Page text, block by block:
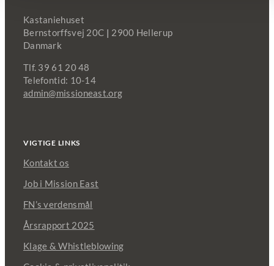
Kastaniehuset
Bernstorffsvej 20C | 2900 Hellerup
Danmark
Tlf. 39 61 20 48
Telefontid: 10-14
admin@missioneast.org
VIGTIGE LINKS
Kontakt os
Job i Mission East
FN’s verdensmål
Årsrapport 2025
Klage & Whistleblowing